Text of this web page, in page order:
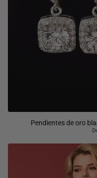
Pendientes de oro